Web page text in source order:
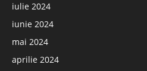
iulie 2024
iunie 2024
mai 2024
aprilie 2024